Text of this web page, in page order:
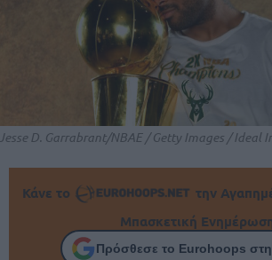
D. Garrabrant/NBAE / Getty Images / Ideal
Κάνε το
την
Μπασκετική
Πρόσθεσε το Eurohoops